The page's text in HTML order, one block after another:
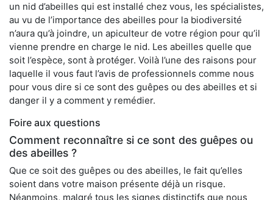
un nid d’abeilles qui est installé chez vous, les spécialistes,
au vu de l’importance des abeilles pour la biodiversité
n’aura qu’à joindre, un apiculteur de votre région pour qu’il
vienne prendre en charge le nid. Les abeilles quelle que
soit l’espèce, sont à protéger. Voilà l’une des raisons pour
laquelle il vous faut l’avis de professionnels comme nous
pour vous dire si ce sont des guêpes ou des abeilles et si
danger il y a comment y remédier.
Foire aux questions
Comment reconnaître si ce sont des guêpes ou
des abeilles ?
Que ce soit des guêpes ou des abeilles, le fait qu’elles
soient dans votre maison présente déjà un risque.
Néanmoins, malgré tous les signes distinctifs que nous